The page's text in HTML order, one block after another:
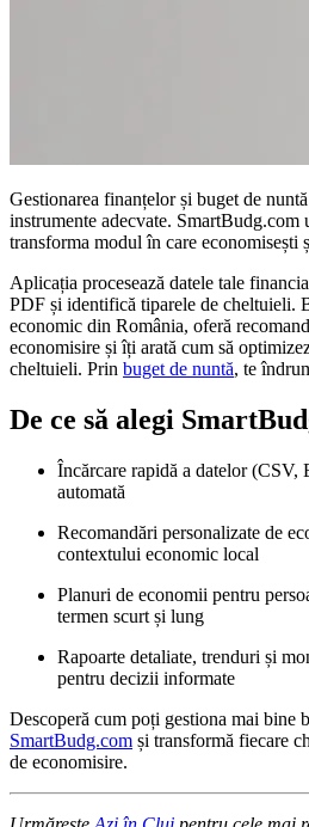
Gestionarea finanțelor și buget de
instrumente adecvate. SmartBudg.com
transforma modul în care
Aplicația procesează datele tale
PDF și identifică tiparele de cheltuieli.
economic din România, oferă
economisire și îți arată cum să
cheltuieli. Prin buget de nuntă, te
De ce să alegi
Încărcare rapidă a datelor (CSV,
automată
Recomandări personalizate de
contextului economic local
Planuri de economii pentru
termen scurt și lung
Rapoarte detaliate, trenduri și
pentru decizii informate
Descoperă cum poți gestiona mai bine
SmartBudg.com și transformă fiecare
de economisire.